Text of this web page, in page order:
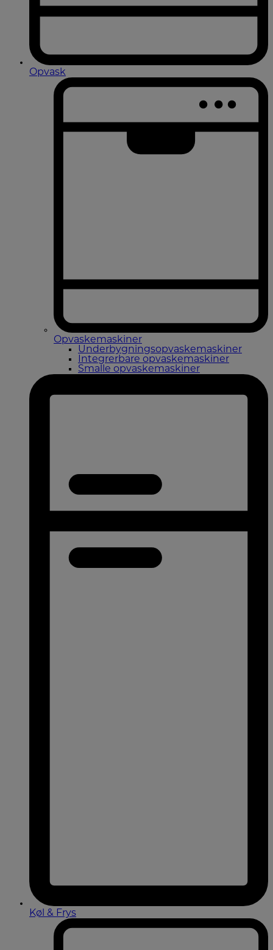
Opvask
Opvaskemaskiner
Underbygningsopvaskemaskiner
Integrerbare opvaskemaskiner
Smalle opvaskemaskiner
Køl & Frys